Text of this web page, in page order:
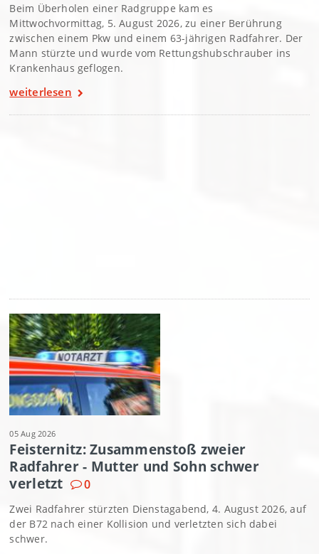
Beim Überholen einer Radgruppe kam es
Mittwochvormittag, 5. August 2026, zu einer Berührung
zwischen einem Pkw und einem 63-jährigen Radfahrer. Der
Mann stürzte und wurde vom Rettungshubschrauber ins
Krankenhaus geflogen.
weiterlesen
05 Aug 2026
Feisternitz: Zusammenstoß zweier
Radfahrer - Mutter und Sohn schwer
verletzt
0
Zwei Radfahrer stürzten Dienstagabend, 4. August 2026, auf
der B72 nach einer Kollision und verletzten sich dabei
schwer.